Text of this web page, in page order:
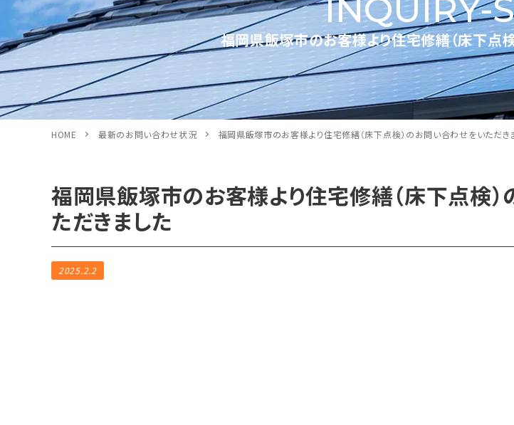
INQUIRY-
福岡県飯塚市のお客様より住宅修繕（床下点
HOME 最新のお問い合わせ状況 福岡県飯塚市のお客様より住宅修繕（床下点検）のお問い合わせをいただき
福岡県飯塚市のお客様より住宅修繕（床下点検
ただきました
2025.2.2